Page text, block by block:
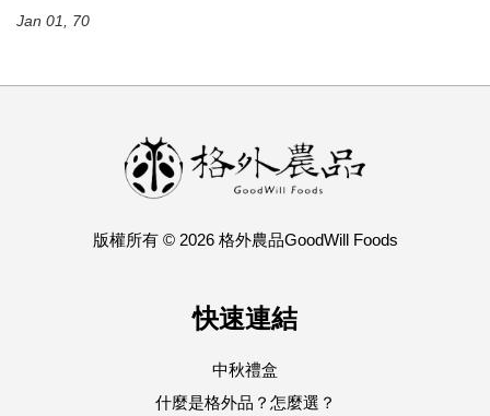
Jan 01, 70
版權所有 © 2026 格外農品GoodWill Foods
快速連結
中秋禮盒
什麼是格外品？怎麼選？